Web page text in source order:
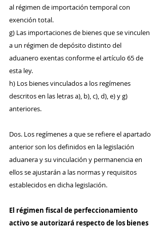
al régimen de importación temporal con
exención total.
g) Las importaciones de bienes que se vinculen
a un régimen de depósito distinto del
aduanero exentas conforme el artículo 65 de
esta ley.
h) Los bienes vinculados a los regímenes
descritos en las letras a), b), c), d), e) y g)
anteriores.
Dos. Los regímenes a que se refiere el apartado
anterior son los definidos en la legislación
aduanera y su vinculación y permanencia en
ellos se ajustarán a las normas y requisitos
establecidos en dicha legislación.
El régimen fiscal de perfeccionamiento
activo se autorizará respecto de los bienes